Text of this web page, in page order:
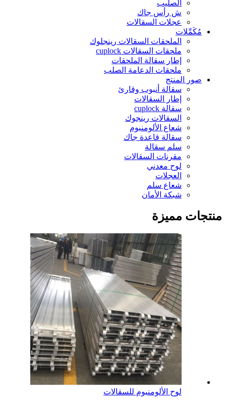
الصليب
ش رأس جاك
عجلات السقالات
مُكَمِّلات
الملحقات السقالات رينجلوك
ملحقات السقالات cuplock
إطار سقالة الملحقات
ملحقات الدعامة الصلب
صور المنتج
سقالة أنبوب وقارئ
إطار السقالات
سقالة cuplock
السقالات رينجوك
شعاع الألومنيوم
سقالة قاعدة جاك
سلم سقالة
مقرنات السقالات
لوح معدني
العجلات
شعاع سلم
شبكة الأمان
منتجات مميزة
لوح الألومنيوم للسقالات